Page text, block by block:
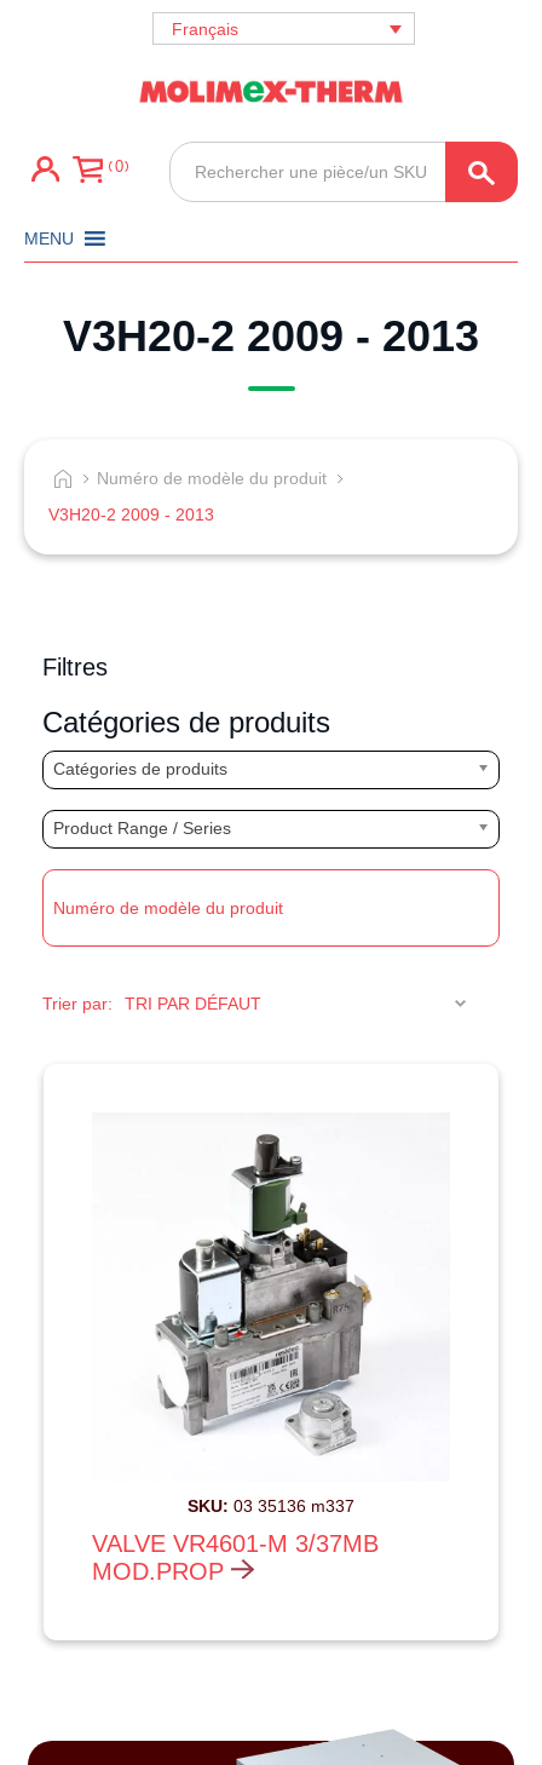
Français
0
Recherche
de
produits
MENU
V3H20-2 2009 - 2013
Numéro de modèle du produit
V3H20-2 2009 - 2013
Filtres
Catégories de produits
Catégories de produits
Product Range / Series
Trier par:
SKU: 03 35136 m337
VALVE VR4601-M 3/37MB
MOD.PROP